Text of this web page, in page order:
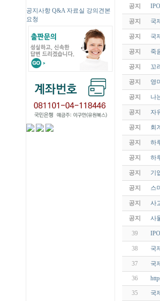
공지사항 Q&A 자료실 강의견본
요청
공지
공지 국
공지 국
공지 죽
공지 꼬
공지 영
공지 나
공지 자
공지 회
공지 하
공지 하
공지 기
공지 스
공지 사
공지 사
39
38 국
37 국
36
35 국